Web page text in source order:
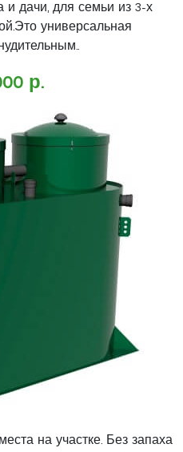
и дачи, для семьи из 3-х
универсальная
р.
на участке. Без запаха